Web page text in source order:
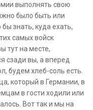
выполнять свою
было быть или
знать, куда ехать,
самых войск
тут на месте,
сзади вы, а вперед
будем хлеб-соль есть.
который в Германии, в
в гости ходили или
Вот так и мы на